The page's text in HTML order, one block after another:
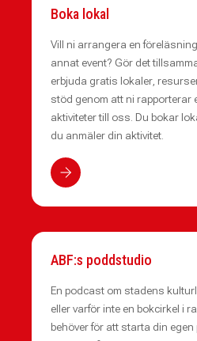
Boka lokal
Vill ni arrangera en
annat event? Gör det
erbjuda gratis lokaler,
stöd genom att ni rapporterar
aktiviteter till oss. Du bokar
du anmäler din aktivitet.
ABF:s poddstudio
En podcast om stadens
eller varför inte en bokcirkel i
behöver för att starta din egen